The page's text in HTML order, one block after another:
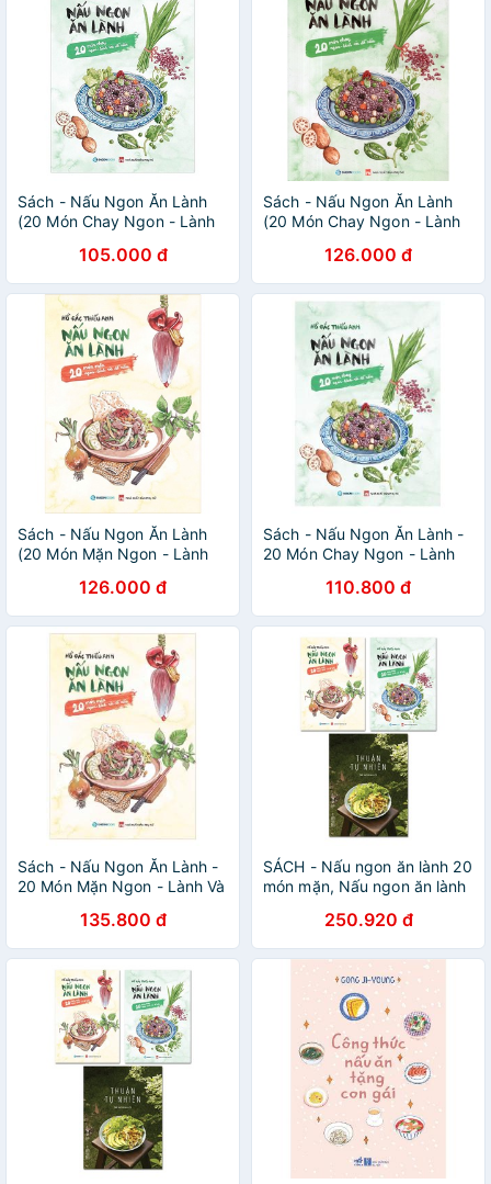
Sách - Nấu Ngon Ăn Lành
(20 Món Chay Ngon - Lành
105.000 đ
Sách - Nấu Ngon Ăn Lành
(20 Món Chay Ngon - Lành
126.000 đ
Sách - Nấu Ngon Ăn Lành
(20 Món Mặn Ngon - Lành
126.000 đ
Sách - Nấu Ngon Ăn Lành -
20 Món Chay Ngon - Lành
110.800 đ
Sách - Nấu Ngon Ăn Lành -
20 Món Mặn Ngon - Lành Và
135.800 đ
SÁCH - Nấu ngon ăn lành 20
món mặn, Nấu ngon ăn lành
250.920 đ